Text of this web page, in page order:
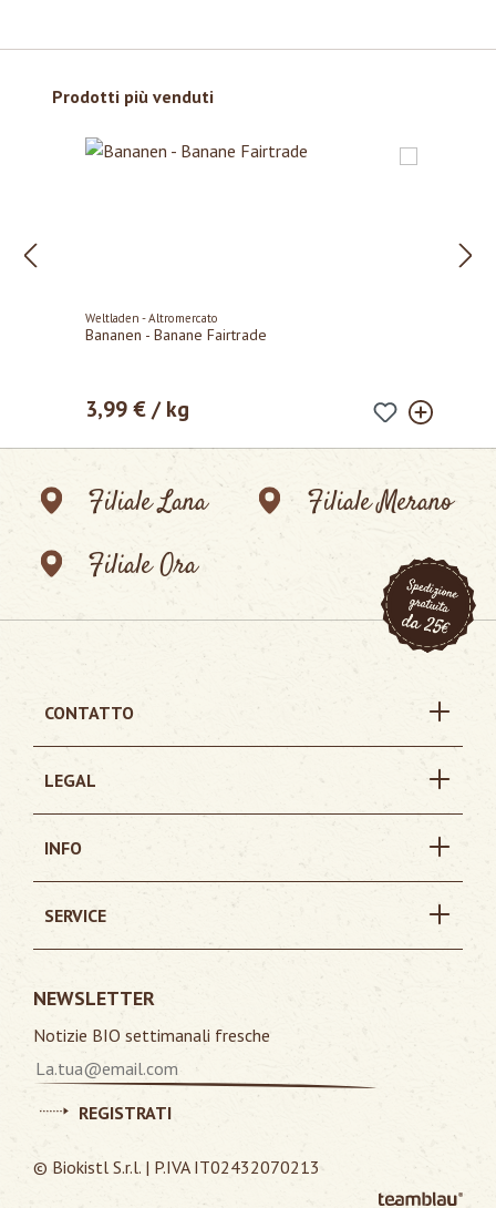
Salta la galleria dei prodotti
Prodotti più venduti
Weltladen - Altromercato
Bananen - Banane Fairtrade
Prezzo normale:
3,99 € / kg
Filiale Lana
Filiale Merano
Filiale Ora
CONTATTO
LEGAL
INFO
SERVICE
NEWSLETTER
Notizie BIO settimanali fresche
REGISTRATI
© Biokistl S.r.l. | P.IVA IT02432070213